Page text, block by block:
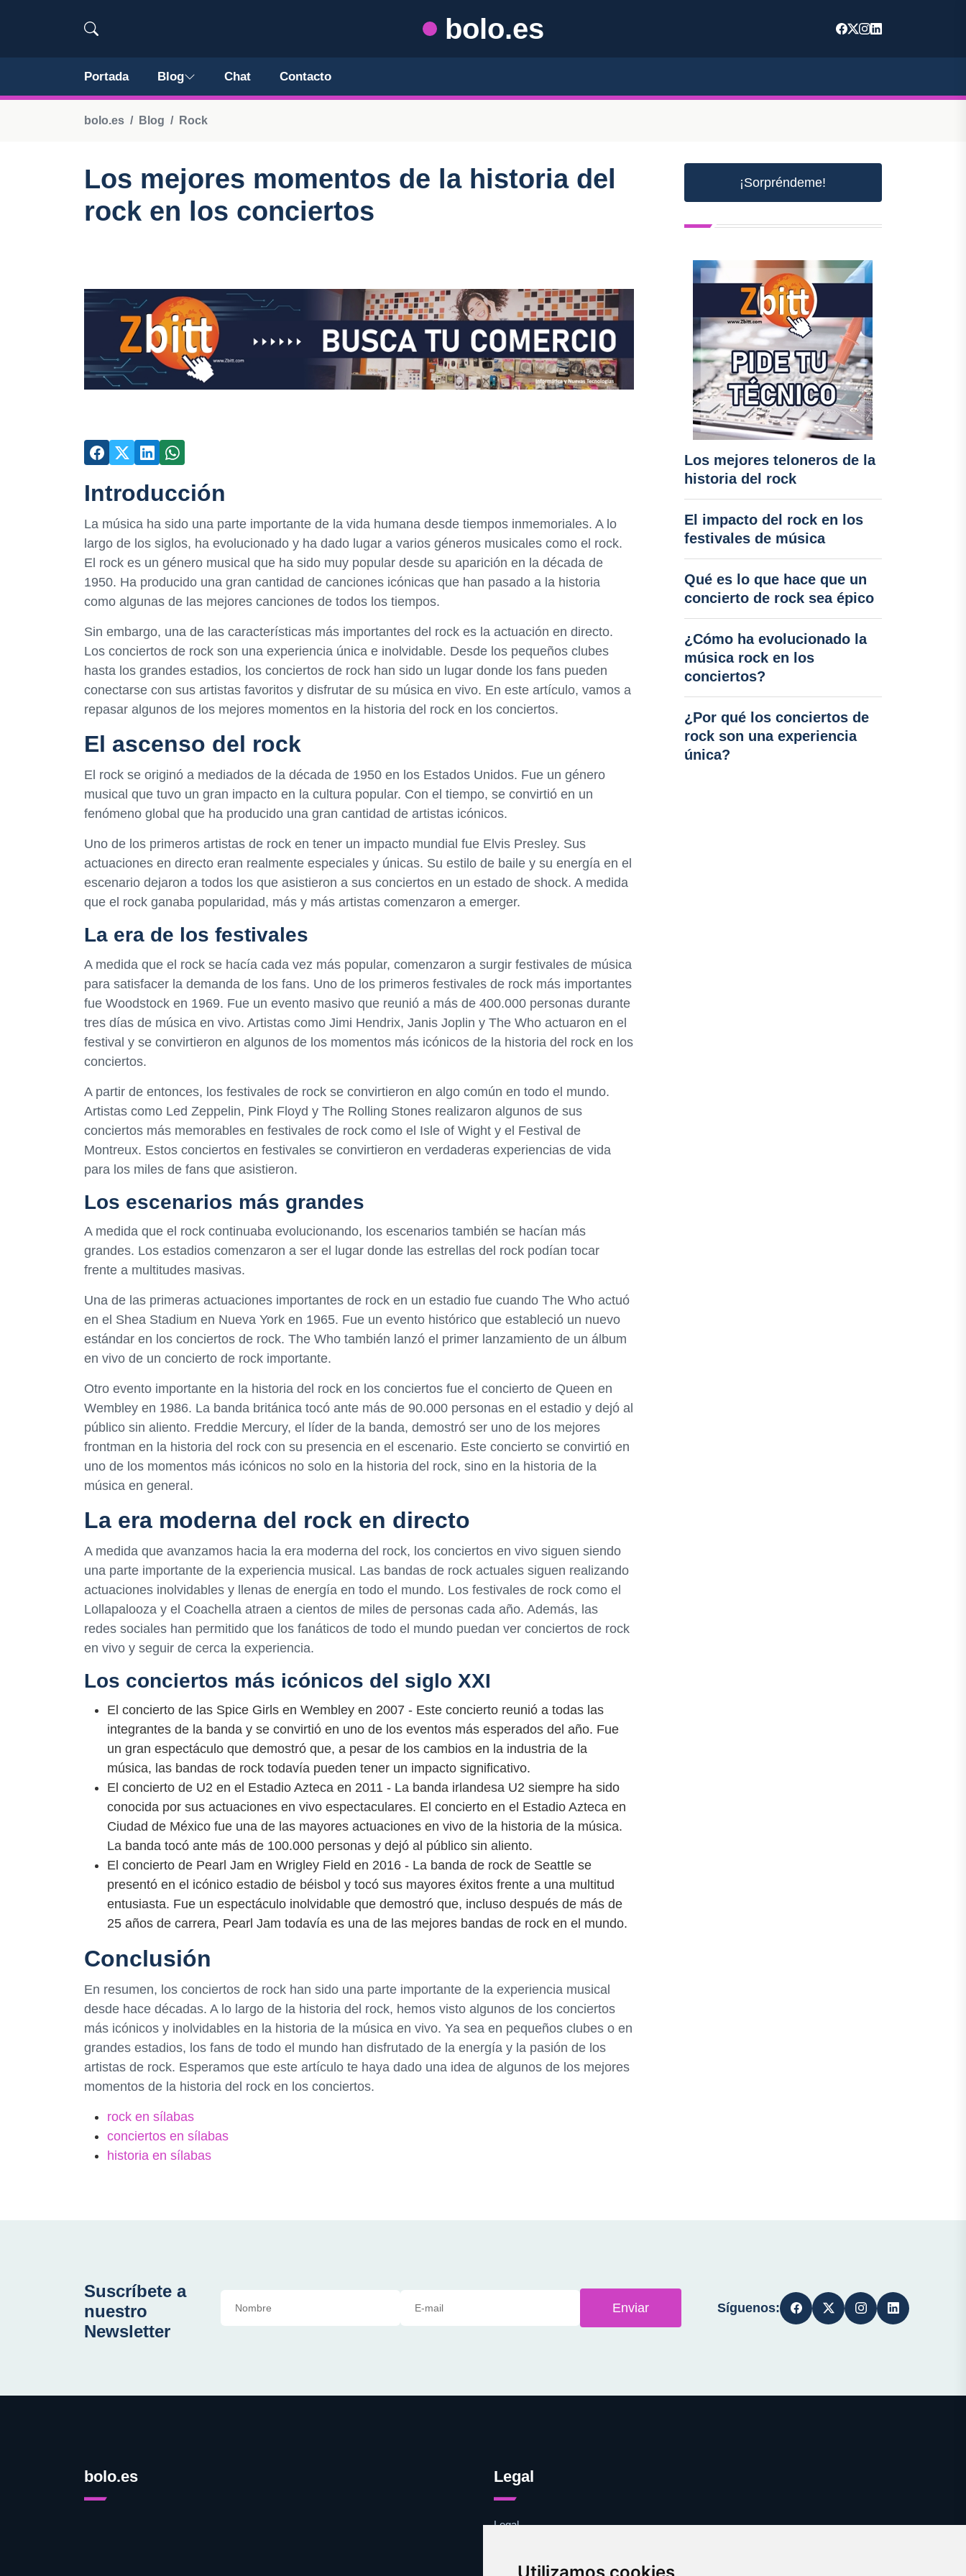
bolo.es
Portada Blog Chat Contacto
bolo.es Blog Rock
Los mejores momentos de la historia del
rock en los conciertos
Introducción
La música ha sido una parte importante de la vida humana desde tiempos inmemoriales. A lo
largo de los siglos, ha evolucionado y ha dado lugar a varios géneros musicales como el rock.
El rock es un género musical que ha sido muy popular desde su aparición en la década de
1950. Ha producido una gran cantidad de canciones icónicas que han pasado a la historia
como algunas de las mejores canciones de todos los tiempos.
Sin embargo, una de las características más importantes del rock es la actuación en directo.
Los conciertos de rock son una experiencia única e inolvidable. Desde los pequeños clubes
hasta los grandes estadios, los conciertos de rock han sido un lugar donde los fans pueden
conectarse con sus artistas favoritos y disfrutar de su música en vivo. En este artículo, vamos a
repasar algunos de los mejores momentos en la historia del rock en los conciertos.
El ascenso del rock
El rock se originó a mediados de la década de 1950 en los Estados Unidos. Fue un género
musical que tuvo un gran impacto en la cultura popular. Con el tiempo, se convirtió en un
fenómeno global que ha producido una gran cantidad de artistas icónicos.
Uno de los primeros artistas de rock en tener un impacto mundial fue Elvis Presley. Sus
actuaciones en directo eran realmente especiales y únicas. Su estilo de baile y su energía en el
escenario dejaron a todos los que asistieron a sus conciertos en un estado de shock. A medida
que el rock ganaba popularidad, más y más artistas comenzaron a emerger.
La era de los festivales
A medida que el rock se hacía cada vez más popular, comenzaron a surgir festivales de música
para satisfacer la demanda de los fans. Uno de los primeros festivales de rock más importantes
fue Woodstock en 1969. Fue un evento masivo que reunió a más de 400.000 personas durante
tres días de música en vivo. Artistas como Jimi Hendrix, Janis Joplin y The Who actuaron en el
festival y se convirtieron en algunos de los momentos más icónicos de la historia del rock en los
conciertos.
A partir de entonces, los festivales de rock se convirtieron en algo común en todo el mundo.
Artistas como Led Zeppelin, Pink Floyd y The Rolling Stones realizaron algunos de sus
conciertos más memorables en festivales de rock como el Isle of Wight y el Festival de
Montreux. Estos conciertos en festivales se convirtieron en verdaderas experiencias de vida
para los miles de fans que asistieron.
Los escenarios más grandes
A medida que el rock continuaba evolucionando, los escenarios también se hacían más
grandes. Los estadios comenzaron a ser el lugar donde las estrellas del rock podían tocar
frente a multitudes masivas.
Una de las primeras actuaciones importantes de rock en un estadio fue cuando The Who actuó
en el Shea Stadium en Nueva York en 1965. Fue un evento histórico que estableció un nuevo
estándar en los conciertos de rock. The Who también lanzó el primer lanzamiento de un álbum
en vivo de un concierto de rock importante.
Otro evento importante en la historia del rock en los conciertos fue el concierto de Queen en
Wembley en 1986. La banda británica tocó ante más de 90.000 personas en el estadio y dejó al
público sin aliento. Freddie Mercury, el líder de la banda, demostró ser uno de los mejores
frontman en la historia del rock con su presencia en el escenario. Este concierto se convirtió en
uno de los momentos más icónicos no solo en la historia del rock, sino en la historia de la
música en general.
La era moderna del rock en directo
A medida que avanzamos hacia la era moderna del rock, los conciertos en vivo siguen siendo
una parte importante de la experiencia musical. Las bandas de rock actuales siguen realizando
actuaciones inolvidables y llenas de energía en todo el mundo. Los festivales de rock como el
Lollapalooza y el Coachella atraen a cientos de miles de personas cada año. Además, las
redes sociales han permitido que los fanáticos de todo el mundo puedan ver conciertos de rock
en vivo y seguir de cerca la experiencia.
Los conciertos más icónicos del siglo XXI
El concierto de las Spice Girls en Wembley en 2007 - Este concierto reunió a todas las
integrantes de la banda y se convirtió en uno de los eventos más esperados del año. Fue
un gran espectáculo que demostró que, a pesar de los cambios en la industria de la
música, las bandas de rock todavía pueden tener un impacto significativo.
El concierto de U2 en el Estadio Azteca en 2011 - La banda irlandesa U2 siempre ha sido
conocida por sus actuaciones en vivo espectaculares. El concierto en el Estadio Azteca en
Ciudad de México fue una de las mayores actuaciones en vivo de la historia de la música.
La banda tocó ante más de 100.000 personas y dejó al público sin aliento.
El concierto de Pearl Jam en Wrigley Field en 2016 - La banda de rock de Seattle se
presentó en el icónico estadio de béisbol y tocó sus mayores éxitos frente a una multitud
entusiasta. Fue un espectáculo inolvidable que demostró que, incluso después de más de
25 años de carrera, Pearl Jam todavía es una de las mejores bandas de rock en el mundo.
Conclusión
En resumen, los conciertos de rock han sido una parte importante de la experiencia musical
desde hace décadas. A lo largo de la historia del rock, hemos visto algunos de los conciertos
más icónicos y inolvidables en la historia de la música en vivo. Ya sea en pequeños clubes o en
grandes estadios, los fans de todo el mundo han disfrutado de la energía y la pasión de los
artistas de rock. Esperamos que este artículo te haya dado una idea de algunos de los mejores
momentos de la historia del rock en los conciertos.
rock en sílabas
conciertos en sílabas
historia en sílabas
¡Sorpréndeme!
Los mejores teloneros de la
historia del rock
El impacto del rock en los
festivales de música
Qué es lo que hace que un
concierto de rock sea épico
¿Cómo ha evolucionado la
música rock en los
conciertos?
¿Por qué los conciertos de
rock son una experiencia
única?
Suscríbete a
nuestro
Newsletter
Enviar Síguenos:
bolo.es Legal
Legal
Contacto